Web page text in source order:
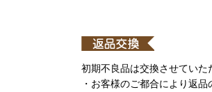
初期不良品は交換させていた
・お客様のご都合により返